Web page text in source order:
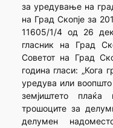
за уредување на
на Град Скопје за
11605/1/4 од 26
гласник на Град
Советот на Град
година гласи: „Кога
уредува или
земјиштето
трошоците за
делумен